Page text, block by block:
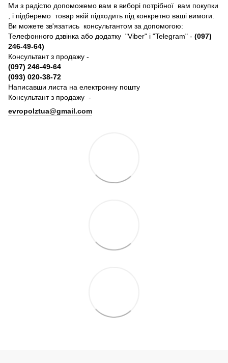
Ми з радістю допоможемо вам в виборі потрібної вам покупки
, і підберемо товар якій підходить під конкретно ваші вимоги.
Ви можете зв'язатись консультантом за допомогою:
Телефонного дзвінка або додатку "Viber" і "Telegram" - (097)
246-49-64)
Консультант з продажу -
(097) 246-49-64
(093) 020-38-72
Написавши листа на електронну пошту
Консультант з продажу -
evropolztua@gmail.com